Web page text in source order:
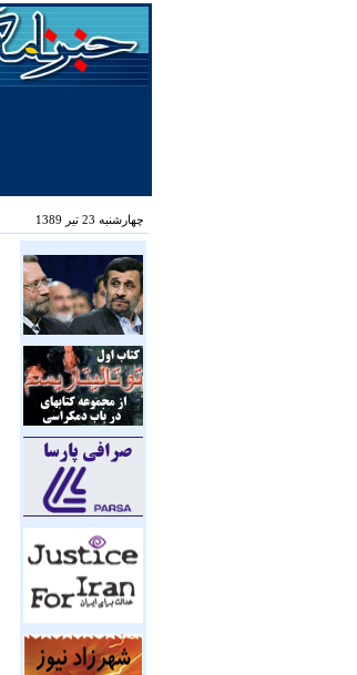
چهارشنبه 23 تیر 1389